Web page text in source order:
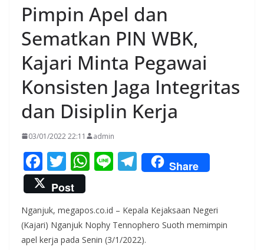
Pimpin Apel dan
Sematkan PIN WBK,
Kajari Minta Pegawai
Konsisten Jaga Integritas
dan Disiplin Kerja
03/01/2022 22:11 admin
F
ac
e
b
o
T
w
itt
er
W
s
A
Li T
el
gr
a
Share
Post
Nganjuk, megapos.co.id – Kepala Kejaksaan Negeri
(Kajari) Nganjuk Nophy Tennophero Suoth memimpin
apel kerja pada Senin (3/1/2022).